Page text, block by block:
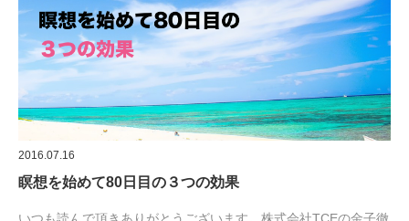
2016.07.16
瞑想を始めて80日目の３つの効果